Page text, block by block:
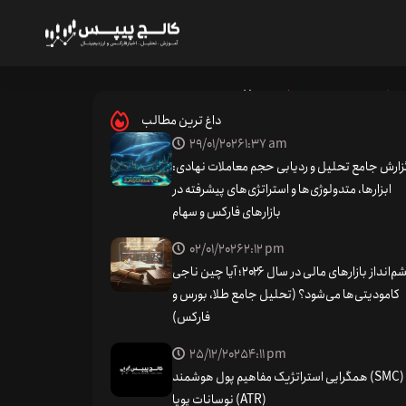
Home / فرمان اجرایی ترامپ
دیجیتال؛ تحلیل فرمان اجرایی ترامپ
داغ ترین مطالب
29/01/20261:37 am
جامع تحلیل و ردیابی حجم معاملات نهادی:
ابزارها، متدولوژی‌ها و استراتژی‌های پیشرفته در
بازارهای فارکس و سهام
02/01/20262:12 pm
چشم‌انداز بازارهای مالی در سال ۲۰۲۶؛ آیا چین ناجی
کامودیتی‌ها می‌شود؟ (تحلیل جامع طلا، بورس و
فارکس)
25/12/20254:11 pm
همگرایی استراتژیک مفاهیم پول هوشمند (SMC) و
نوسانات پویا (ATR)